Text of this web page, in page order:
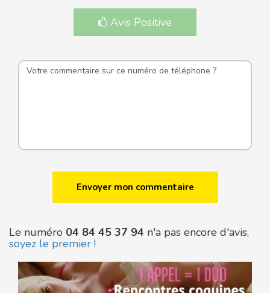
Avis Positive
Le numéro 04 84 45 37 94 n'a pas encore d'avis,
soyez le premier !